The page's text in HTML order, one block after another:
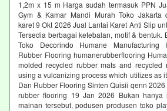
1,2m x 15 m Harga sudah termasuk PPN
Gym & Kamar Mandi Murah Toko Jakarta
karet 9 Okt 2026 Jual Lantai Karet Anti Slip
Tersedia berbagai ketebalan, motif & bentuk.
Toko Decorindo Humane Manufacturing
Rubber Flooring humanerubberflooring
molded recycled rubber mats and recycled
using a vulcanizing process which utilizes as
Dan Rubber Flooring Sinten Quisii qenn
rubber flooring 19 Jan 2026 Bukan hanya
mainan tersebut, podusen produsen toko